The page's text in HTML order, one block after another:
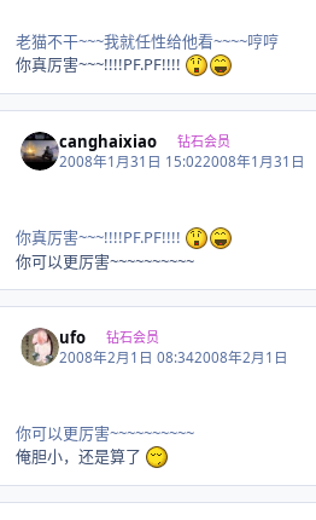
老猫不干~~~我就任性给他看~~~~哼哼
你真厉害~~~!!!!PF.PF!!!!
canghaixiao 钻石会员
2008年1月31日 15:022008年1月31日
你真厉害~~~!!!!PF.PF!!!!
你可以更厉害~~~~~~~~~~
ufo 钻石会员
2008年2月1日 08:342008年2月1日
你可以更厉害~~~~~~~~~~
俺胆小，还是算了